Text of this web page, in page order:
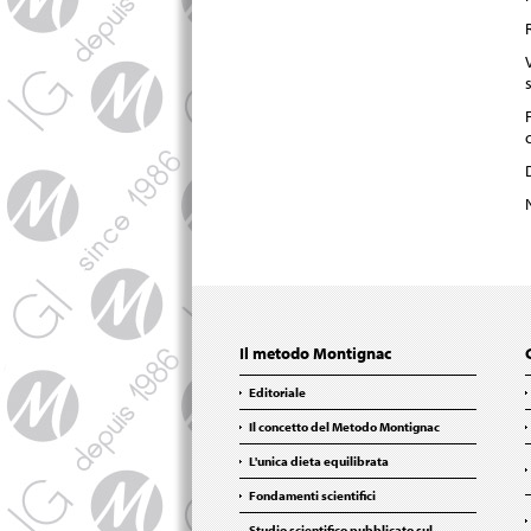
Il metodo Montignac
Editoriale
Il concetto del Metodo Montignac
L'unica dieta equilibrata
Fondamenti scientifici